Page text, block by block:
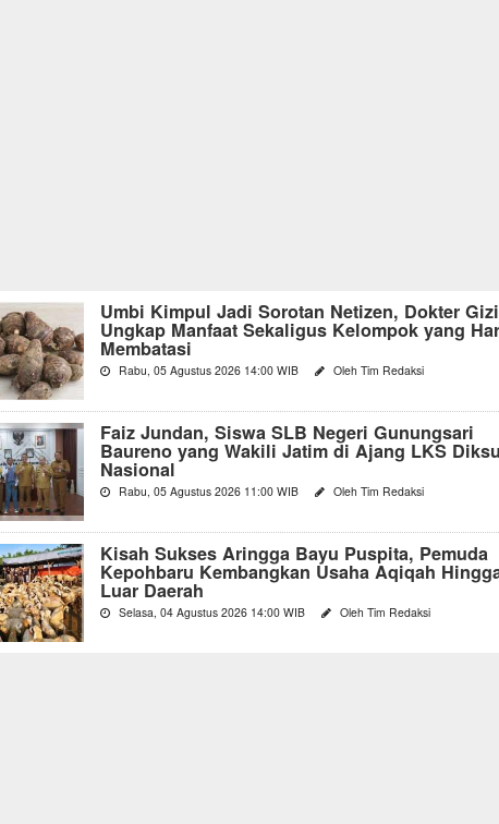
Umbi Kimpul Jadi Sorotan Netizen, Dokter Gizi
Ungkap Manfaat Sekaligus Kelompok yang
Membatasi
Rabu, 05 Agustus 2026 14:00 WIB Oleh Tim Redaksi
Faiz Jundan, Siswa SLB Negeri Gunungsari
Baureno yang Wakili Jatim di Ajang LKS
Nasional
Rabu, 05 Agustus 2026 11:00 WIB Oleh Tim Redaksi
Kisah Sukses Aringga Bayu Puspita, Pemuda
Kepohbaru Kembangkan Usaha Aqiqah
Luar Daerah
Selasa, 04 Agustus 2026 14:00 WIB Oleh Tim Redaksi